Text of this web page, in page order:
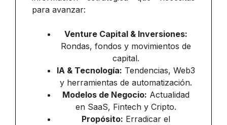
para avanzar:
Venture Capital & Inversiones:
Rondas, fondos y movimientos de
capital.
IA & Tecnología: Tendencias, Web3
y herramientas de automatización.
Modelos de Negocio: Actualidad
en SaaS, Fintech y Cripto.
Propósito: Erradicar el